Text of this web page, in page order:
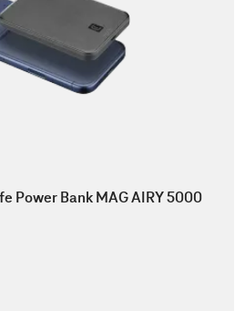
Power Bank MAG AIRY 5000